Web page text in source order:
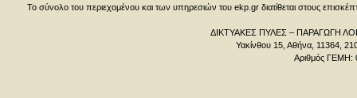
Το σύνολο του περιεχομένου και των υπηρεσιών του ekp.gr διατίθεται στους
ΔΙΚΤΥΑΚΕΣ ΠΥΛΕΣ – ΠΑΡΑΓΩΓΗ
Υακίνθου 15, Αθήνα, 11364,
Αριθμός ΓΕΜΗ: